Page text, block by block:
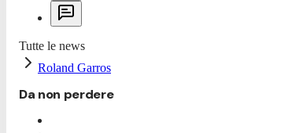
Tutte le news
Roland Garros
Da non perdere